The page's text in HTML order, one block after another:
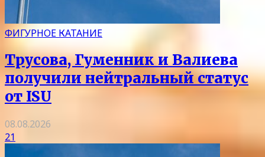
ФИГУРНОЕ КАТАНИЕ
Трусова, Гуменник и Валиева
получили нейтральный статус
от ISU
08.08.2026
21